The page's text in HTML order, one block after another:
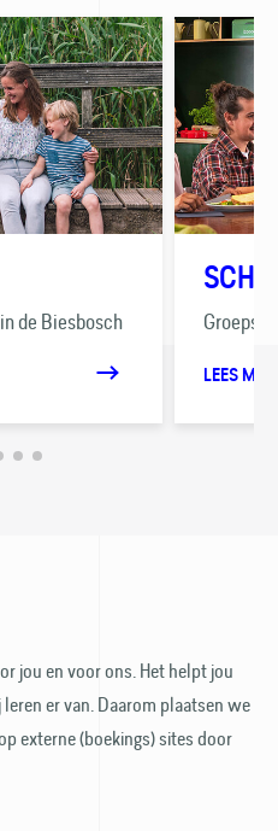
de Biesbosch
LEES
jou en voor ons. Het helpt jou
er van. Daarom plaatsen we
externe (boekings) sites door